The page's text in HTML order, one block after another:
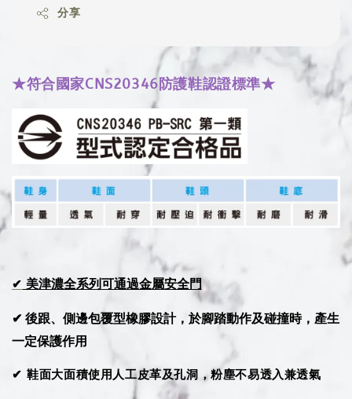
分享
★符合國家CNS20346防護鞋認證標準★
✔ 美津濃全系列可通過金屬安全門
✔ 後跟、側邊包覆型橡膠設計，於腳踏動作及碰撞時，產生
一定保護作用
✔ 鞋面大面積使用人工皮革及孔洞，粉塵不易透入兼透氣